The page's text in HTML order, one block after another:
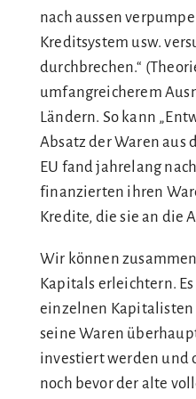
nach aussen
Kreditsystem usw.
durchbrechen.“
umfangreicherem
Ländern. So kann
Absatz der Waren aus
EU fand jahrelang
finanzierten ihren
Kredite, die sie an die
Wir können
Kapitals erleichtern.
einzelnen Kapitalisten
seine Waren
investiert werden und
noch bevor der alte